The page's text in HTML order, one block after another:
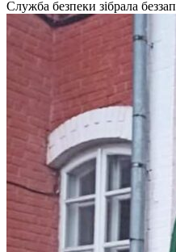
Служба безпеки зібрала